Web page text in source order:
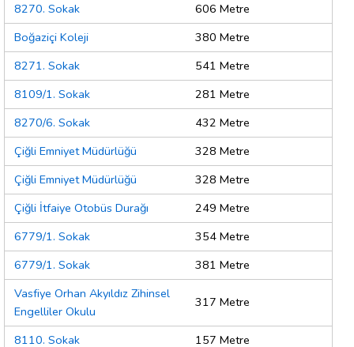
8270. Sokak
606 Metre
Boğaziçi Koleji
380 Metre
8271. Sokak
541 Metre
8109/1. Sokak
281 Metre
8270/6. Sokak
432 Metre
Çiğli Emniyet Müdürlüğü
328 Metre
Çiğli Emniyet Müdürlüğü
328 Metre
Çiğli İtfaiye Otobüs Durağı
249 Metre
6779/1. Sokak
354 Metre
6779/1. Sokak
381 Metre
Vasfiye Orhan Akyıldız Zihinsel
Engelliler Okulu
317 Metre
8110. Sokak
157 Metre